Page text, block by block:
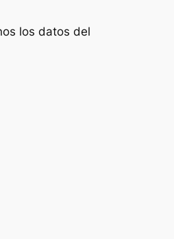
los datos del